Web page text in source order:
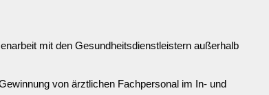
mit den Gesundheitsdienstleistern außerhalb
von ärztlichen Fachpersonal im In- und